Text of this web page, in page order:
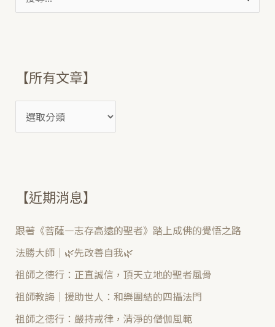
:
【所有文章】
【近期消息】
跟著《菩薩—志存高遠的聖者》踏上成佛的覺悟之路
法勝大師｜🌿先改善自我🌿
祖師之德行：正直誠信，頂天立地的聖者風骨
祖師教誨｜援助世人：和樂團結的四攝法門
祖師之德行：嚴持戒律，清淨的僧伽風範